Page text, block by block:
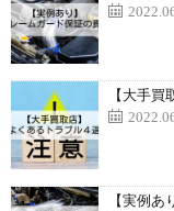
【大手
【実例